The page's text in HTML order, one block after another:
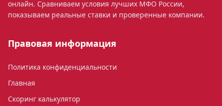
онлайн. Сравниваем условия лучших МФО России,
показываем реальные ставки и проверенные компании.
Правовая информация
Политика конфиденциальности
Главная
Скоринг калькулятор